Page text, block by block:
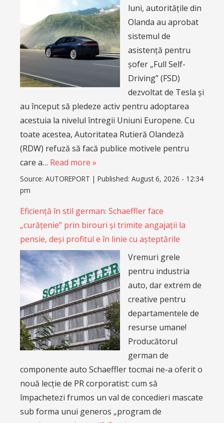
luni, autoritățile din
Olanda au aprobat
sistemul de
asistență pentru
șofer „Full Self-
Driving” (FSD)
dezvoltat de Tesla și
au început să pledeze activ pentru adoptarea
acestuia la nivelul întregii Uniuni Europene. Cu
toate acestea, Autoritatea Rutieră Olandeză
(RDW) refuză să facă publice motivele pentru
care a… Read more »
Source: AUTOREPORT | Published: August 6, 2026 - 12:34
pm
Eficiență în stil german: Schaeffler face
„curățenie” prin birouri și trimite angajații la
pensie, deși profitul e în linie cu așteptările
Vremuri grele
pentru industria
auto, dar extrem de
creative pentru
departamentele de
resurse umane!
Producătorul
german de
componente auto Schaeffler tocmai ne-a oferit o
nouă lecție de PR corporatist: cum să
împachetezi frumos un val de concedieri mascate
sub forma unui generos „program de